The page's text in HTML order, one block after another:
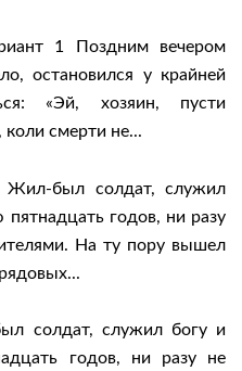
1 Поздним вечером
остановился у крайней
«Эй, хозяин, пусти
коли смерти не...
Жил-был солдат, служил
пятнадцать годов, ни разу
На ту пору вышел
солдат, служил богу и
годов, ни разу не